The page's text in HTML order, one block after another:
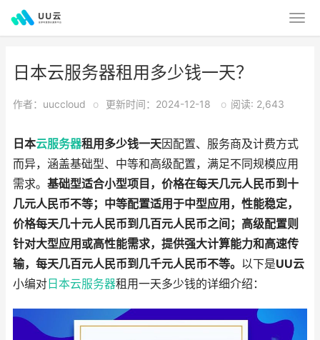
日本云服务器租用多少钱一天？
作者：uuccloud o 更新时间：2024-12-18 o 阅读: 2,643
日本云服务器租用多少钱一天因配置、服务商及计费方式
而异，涵盖基础型、中等和高级配置，满足不同规模应用
需求。 基础型适合小型项目，价格在每天几元人民币到十
几元人民币不等；中等配置适用于中型应用，性能稳定，
价格每天几十元人民币到几百元人民币之间；高级配置则
针对大型应用或高性能需求，提供强大计算能力和高速传
输，每天几百元人民币到几千元人民币不等。 以下是UU云
小编对 日本云服务器租用一天多少钱的详细介绍：